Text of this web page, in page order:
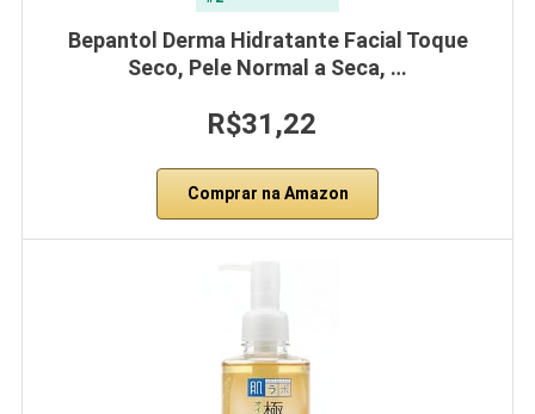
Bepantol Derma Hidratante Facial Toque
Seco, Pele Normal a Seca, …
R$31,22
Comprar na Amazon